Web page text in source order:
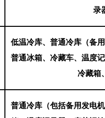
录
低温冷库、普通冷库（备
普通冰箱、冷藏车、温度
冷藏箱
普通冷库（包括备用发电